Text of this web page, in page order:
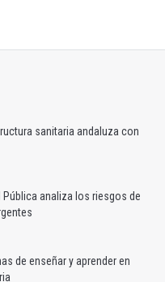
sanitaria andaluza con
Pública analiza los riesgos de
de enseñar y aprender en